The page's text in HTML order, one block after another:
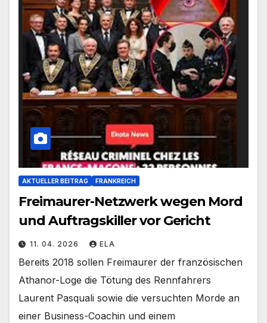
AKTUELLER BEITRAG FRANKREICH
Freimaurer-Netzwerk wegen Mord
und Auftragskiller vor Gericht
11. 04. 2026 ELA
Bereits 2018 sollen Freimaurer der französischen
Athanor-Loge die Tötung des Rennfahrers
Laurent Pasquali sowie die versuchten Morde an
einer Business-Coachin und einem